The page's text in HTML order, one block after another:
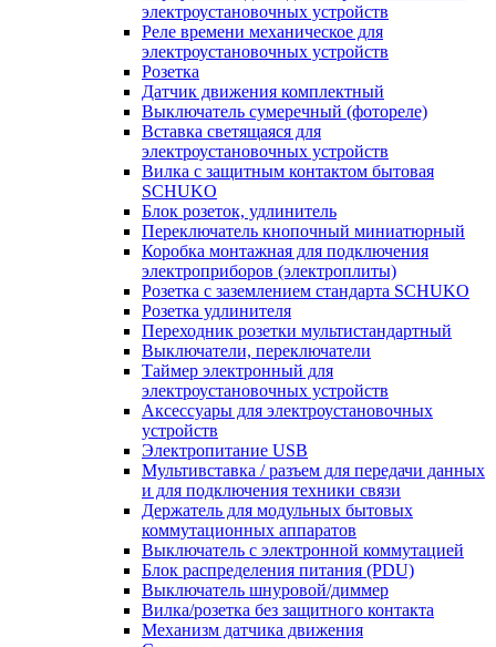
электроустановочных устройств
Реле времени механическое для
электроустановочных устройств
Розетка
Датчик движения комплектный
Выключатель сумеречный (фотореле)
Вставка светящаяся для
электроустановочных устройств
Вилка с защитным контактом бытовая
SCHUKO
Блок розеток, удлинитель
Переключатель кнопочный миниатюрный
Коробка монтажная для подключения
электроприборов (электроплиты)
Розетка с заземлением стандарта SCHUKO
Розетка удлинителя
Переходник розетки мультистандартный
Выключатели, переключатели
Таймер электронный для
электроустановочных устройств
Аксессуары для электроустановочных
устройств
Электропитание USB
Мультивставка / разъем для передачи данных
и для подключения техники связи
Держатель для модульных бытовых
коммутационных аппаратов
Выключатель с электронной коммутацией
Блок распределения питания (PDU)
Выключатель шнуровой/диммер
Вилка/розетка без защитного контакта
Механизм датчика движения